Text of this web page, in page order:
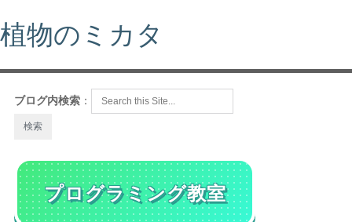
植物のミカタ
ブログ内検索 ：
プログラミング教室